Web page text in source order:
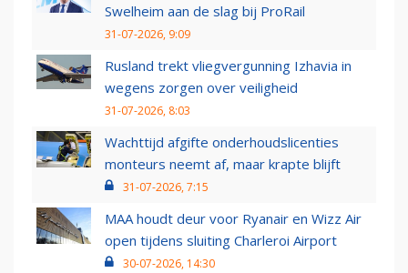
Swelheim aan de slag bij ProRail
31-07-2026, 9:09
Rusland trekt vliegvergunning Izhavia in
wegens zorgen over veiligheid
31-07-2026, 8:03
Wachttijd afgifte onderhoudslicenties
monteurs neemt af, maar krapte blijft
31-07-2026, 7:15
MAA houdt deur voor Ryanair en Wizz Air
open tijdens sluiting Charleroi Airport
30-07-2026, 14:30